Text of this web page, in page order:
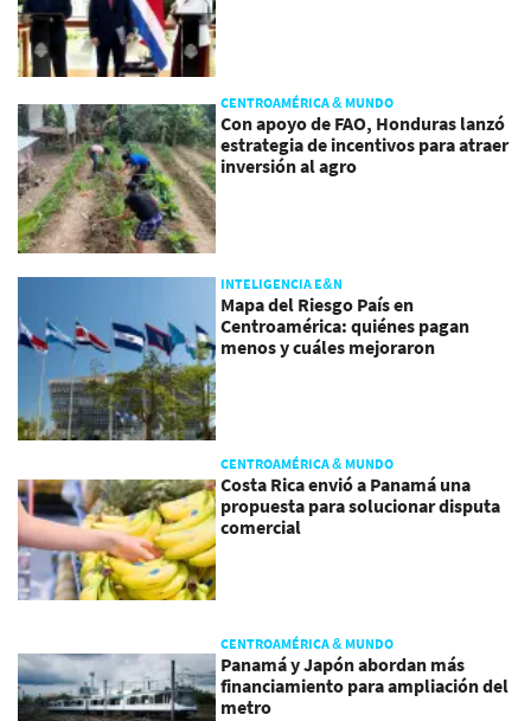
CENTROAMÉRICA & MUNDO
Con apoyo de FAO, Honduras lanzó
estrategia de incentivos para atraer
inversión al agro
INTELIGENCIA E&N
Mapa del Riesgo País en
Centroamérica: quiénes pagan
menos y cuáles mejoraron
CENTROAMÉRICA & MUNDO
Costa Rica envió a Panamá una
propuesta para solucionar disputa
comercial
CENTROAMÉRICA & MUNDO
Panamá y Japón abordan más
financiamiento para ampliación del
metro